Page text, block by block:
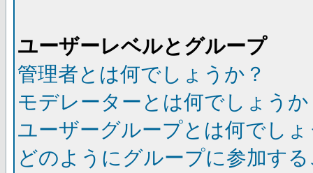
ユーザーレベルとグループ
管理者とは何でしょうか？
モデレーターとは何でしょうか
ユーザーグループとは何でし
どのようにグループに参加す